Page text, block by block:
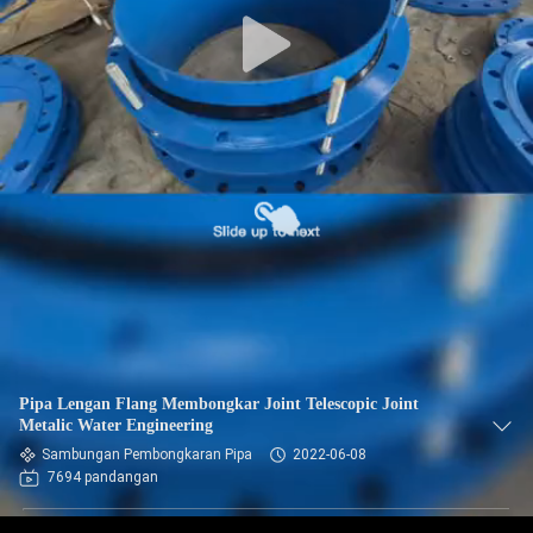
PABRIK
KONTROL
KUALITAS
HUBUNGI
KAMI
PERMINTAAN
PENAWARAN
SITEMAP
Pipa Lengan Flang Membongkar Joint Telescopic Joint
Metalic Water Engineering
Sambungan Pembongkaran Pipa
2022-06-08
7694 pandangan